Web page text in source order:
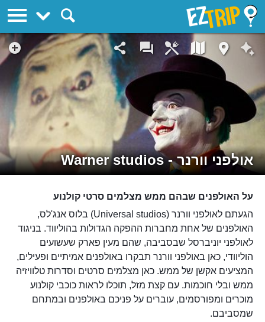
אולפני וורנר - Warner studios
על האולפנים שבהם ממש מצלמים סרטי קולנוע
הגעתם לאולפני וורנר (Universal studios) בלוס אנג'לס,
האולפנים של אחת מחברות ההפקה הגדולות בהוליווד. בניגוד
לאולפני יוניברסל שבסביבה, שהם מעין פארק שעשועים
הוליוודי, כאן באולפני וורנר תבקרו באולפנים אמיתיים ופעילים,
המציעים אקשן של ממש. כאן מצלמים סרטים וסדרות טלוויזיה
ממש ובלי חוכמות. עם קצת מזל, תוכלו לראות כוכבי קולנוע
מוכרים ומפורסמים, עוברים על פניכם באולפנים ובמתחם
שמסביבם.
EZTrip